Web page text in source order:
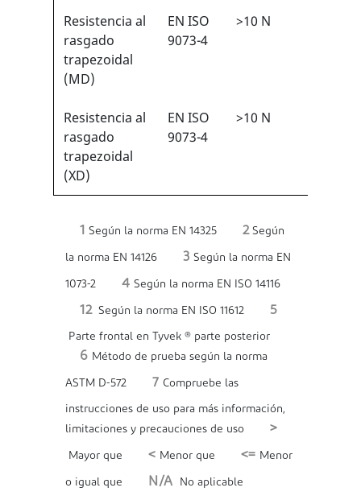
Resistencia al
rasgado
trapezoidal
(MD)
EN ISO
9073-4
>10 N
Resistencia al
rasgado
trapezoidal
(XD)
EN ISO
9073-4
>10 N
1 Según la norma EN 14325 2Según
la norma EN 14126 3 Según la norma EN
1073-2 4 Según la norma EN ISO 14116
12Según la norma EN ISO 11612 5
Parte frontal en Tyvek ® parte posterior
6 Método de prueba según la norma
ASTM D-572 7 Compruebe las
instrucciones de uso para más información,
limitaciones y precauciones de uso
>
Mayor que < Menor que <= Menor
o igual que N/A No aplicable